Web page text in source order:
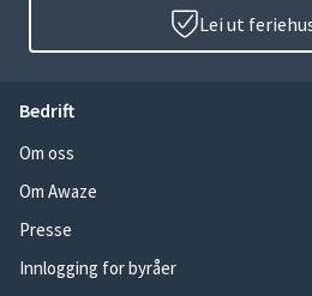
Lei ut
Bedrift
Om oss
Om Awaze
Presse
Innlogging for byråer